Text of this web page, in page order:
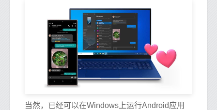
当然，已经可以在Windows上运行Android应用